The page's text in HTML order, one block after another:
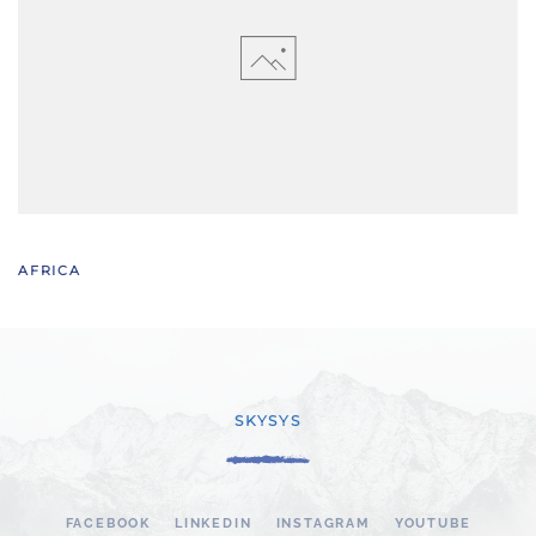
AFRICA
SKYSYS
FACEBOOK LINKEDIN INSTAGRAM YOUTUBE